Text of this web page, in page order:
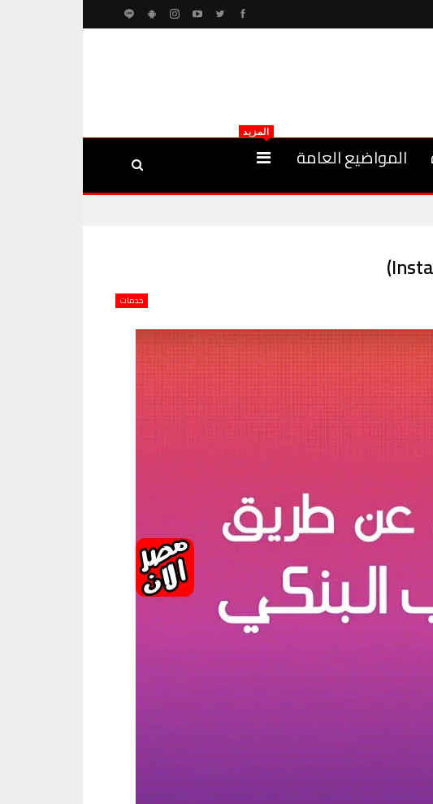
المواضيع العامة
المزيد
خدمات